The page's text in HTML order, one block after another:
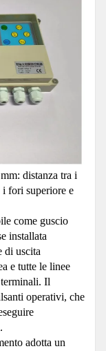
distanza tra i
i fori superiore e
come guscio
installata
di uscita
e tutte le linee
Il
operativi, che
adotta un